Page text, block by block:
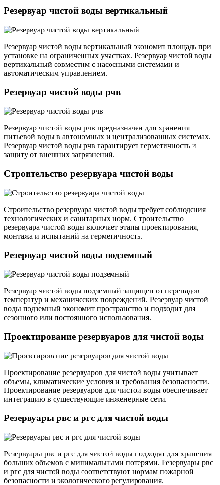
Резервуар чистой воды вертикальный
Резервуар чистой воды вертикальный экономит площадь при
установке на ограниченных участках. Резервуар чистой воды
вертикальный совместим с насосными системами и
автоматическим управлением.
Резервуар чистой воды рчв
Резервуар чистой воды рчв предназначен для хранения
питьевой воды в автономных и централизованных системах.
Резервуар чистой воды рчв гарантирует герметичность и
защиту от внешних загрязнений.
Строительство резервуара чистой воды
Строительство резервуара чистой воды требует соблюдения
технологических и санитарных норм. Строительство
резервуара чистой воды включает этапы проектирования,
монтажа и испытаний на герметичность.
Резервуар чистой воды подземный
Резервуар чистой воды подземный защищен от перепадов
температур и механических повреждений. Резервуар чистой
воды подземный экономит пространство и подходит для
сезонного или постоянного использования.
Проектирование резервуаров для чистой воды
Проектирование резервуаров для чистой воды учитывает
объемы, климатические условия и требования безопасности.
Проектирование резервуаров для чистой воды обеспечивает
интеграцию в существующие инженерные сети.
Резервуары рвс и ргс для чистой воды
Резервуары рвс и ргс для чистой воды подходят для хранения
больших объемов с минимальными потерями. Резервуары рвс
и ргс для чистой воды соответствуют нормам пожарной
безопасности и экологического регулирования.